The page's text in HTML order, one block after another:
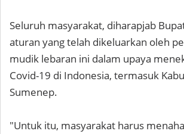
Seluruh masyarakat, diharapjab
aturan yang telah dikeluarkan oleh
mudik lebaran ini dalam upaya
Covid-19 di Indonesia, termasuk
Sumenep.
"Untuk itu, masyarakat harus